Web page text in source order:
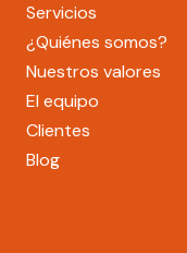
Servicios
¿Quiénes somos?
Nuestros valores
El equipo
Clientes
Blog